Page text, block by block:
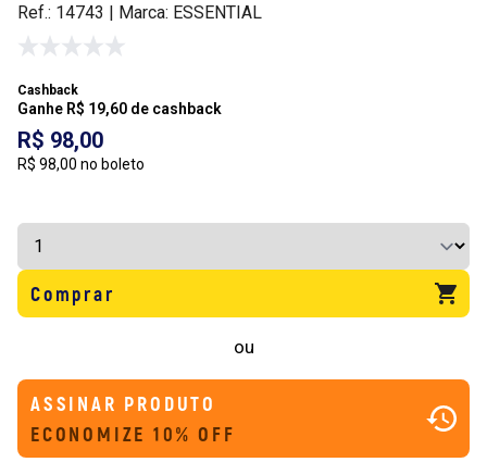
Ref.: 14743 | Marca: ESSENTIAL
Cashback
Ganhe R$ 19,60 de cashback
R$ 98,00
R$ 98,00 no boleto
Comprar
ou
ASSINAR PRODUTO
ECONOMIZE 10% OFF